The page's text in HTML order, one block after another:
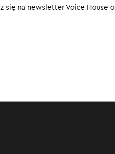
się na newsletter Voice House o